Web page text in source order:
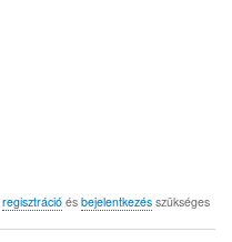
regisztrációés bejelentkezésszükséges